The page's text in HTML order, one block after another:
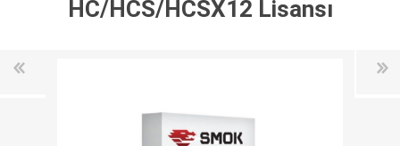
HC/HCS/HCSX12 Lisansı